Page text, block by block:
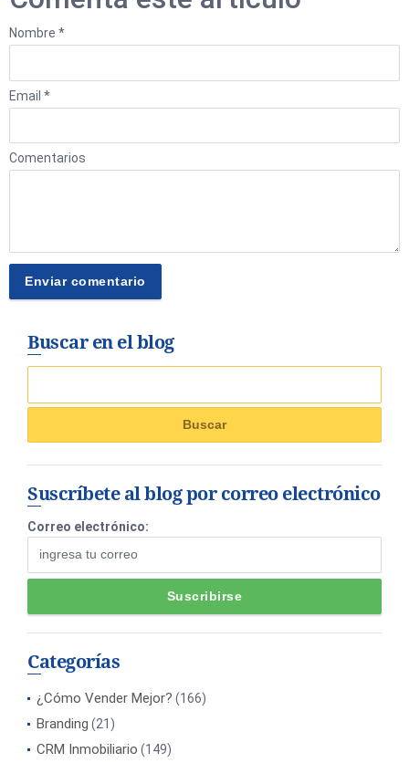
Nombre *
Email *
Comentarios
Buscar en el blog
Suscríbete al blog por correo electrónico
Correo electrónico:
Categorías
¿Cómo Vender Mejor? (166)
Branding (21)
CRM Inmobiliario (149)